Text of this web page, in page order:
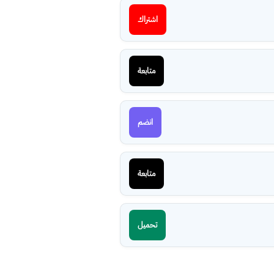
اشتراك
متابعة
انضم
متابعة
تحميل